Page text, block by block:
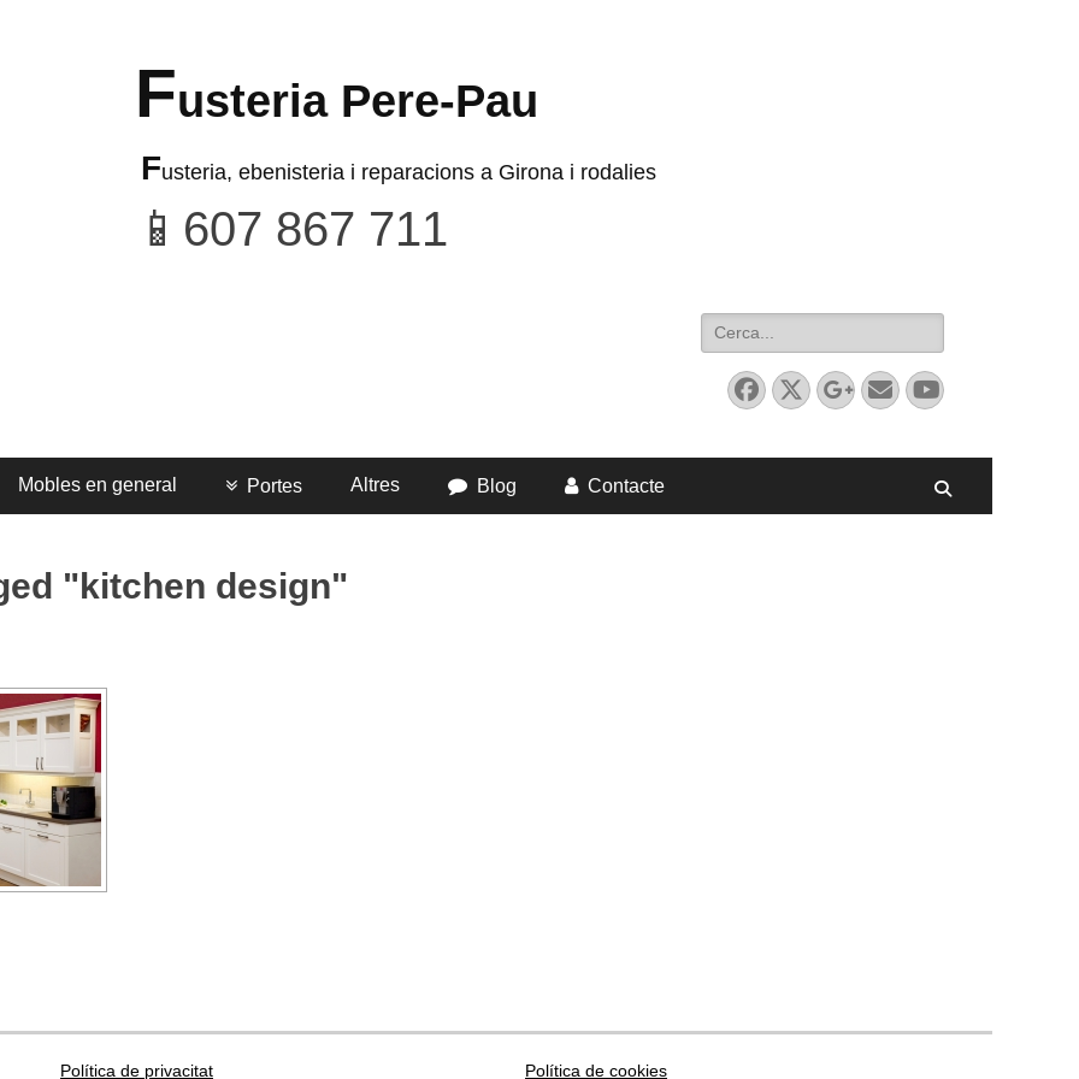
Fusteria Pere-Pau
Fusteria, ebenisteria i reparacions a Girona i rodalies
Search
for:
Facebook
Twitter
Googleplus
EmailYouTube
Mobles en general Portes Altres Blog Contacte
"kitchen design"
Política de privacitat Política de cookies